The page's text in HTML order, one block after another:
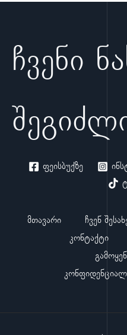
ჩვენი
ფეისბუქზე
მთავარი ჩვენ
კონტაქტი